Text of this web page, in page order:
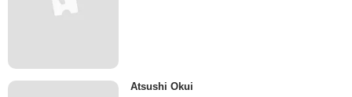
Atsushi Okui